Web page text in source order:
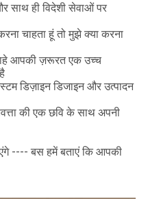
साथ ही विदेशी सेवाओं पर
चाहता हूं तो मुझे क्या करना
आपकी ज़रूरत एक उच्च
डिज़ाइन डिजाइन और उत्पादन
की एक छवि के साथ अपनी
---- बस हमें बताएं कि आपकी